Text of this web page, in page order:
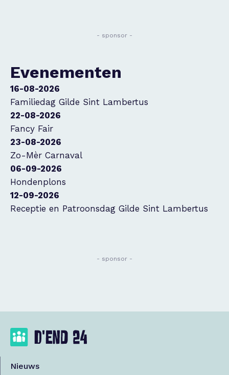
- sponsor -
Evenementen
16-08-2026
Familiedag Gilde Sint Lambertus
22-08-2026
Fancy Fair
23-08-2026
Zo-Mèr Carnaval
06-09-2026
Hondenplons
12-09-2026
Receptie en Patroonsdag Gilde Sint Lambertus
- sponsor -
Nieuws